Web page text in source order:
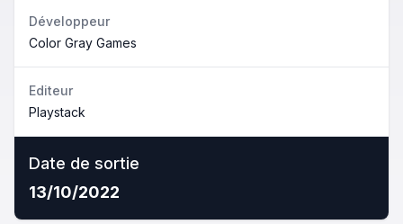
Développeur
Color Gray Games
Editeur
Playstack
Date de sortie
13/10/2022